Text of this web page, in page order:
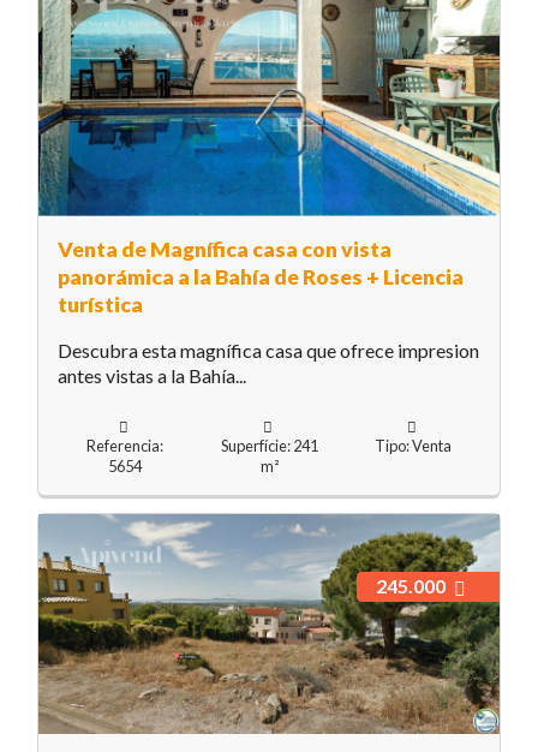
Venta de Magnífica casa con vista
panorámica a la Bahía de Roses + Licencia
turística
Descubra esta magnífica casa que ofrece impresion
antes vistas a la Bahía...
Referencia:
5654
Superfície: 241
m²
Tipo: Venta
245.000